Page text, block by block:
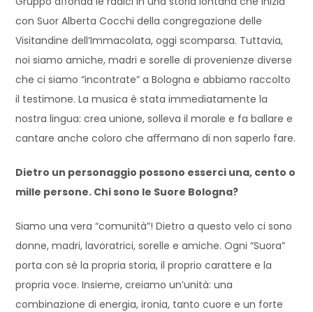
con Suor Alberta Cocchi della congregazione delle
Visitandine dell’Immacolata, oggi scomparsa. Tuttavia,
noi siamo amiche, madri e sorelle di provenienze diverse
che ci siamo “incontrate” a Bologna e abbiamo raccolto
il testimone. La musica è stata immediatamente la
nostra lingua: crea unione, solleva il morale e fa ballare e
cantare anche coloro che aﬀermano di non saperlo fare.
Dietro un personaggio possono esserci una, cento o
mille persone. Chi sono le Suore Bologna?
Siamo una vera “comunità”! Dietro a questo velo ci sono
donne, madri, lavoratrici, sorelle e amiche. Ogni “Suora”
porta con sé la propria storia, il proprio carattere e la
propria voce. Insieme, creiamo un’unità: una
combinazione di energia, ironia, tanto cuore e un forte